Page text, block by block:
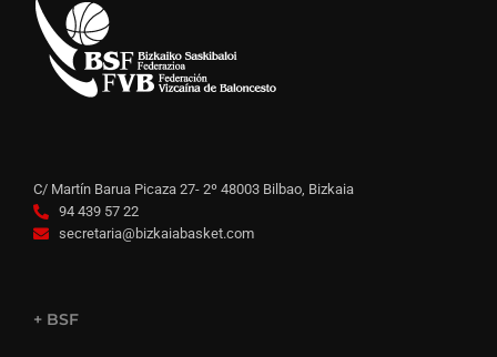
C/ Martín Barua Picaza 27- 2º 48003 Bilbao, Bizkaia
94 439 57 22
secretaria@bizkaiabasket.com
+ BSF